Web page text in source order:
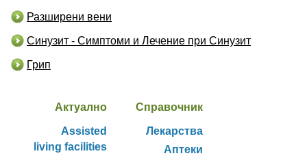
Разширени вени
Синузит - Симптоми и Лечение при Синузит
Грип
Актуално
Assisted
living facilities
Справочник
Лекарства
Аптеки